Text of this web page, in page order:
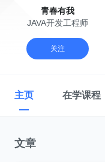
青春有我
JAVA开发工程师
关注
主页 在学课程
文章